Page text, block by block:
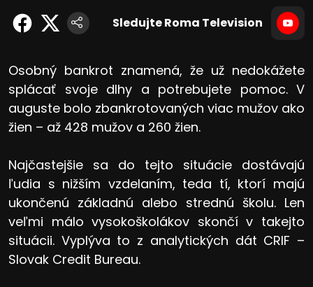
Sledujte Roma Television
Osobný bankrot znamená, že už nedokážete
splácať svoje dlhy a potrebujete pomoc. V
auguste bolo zbankrotovaných viac mužov ako
žien – až 428 mužov a 260 žien.
Najčastejšie sa do tejto situácie dostávajú
ľudia s nižším vzdelaním, teda tí, ktorí majú
ukončenú základnú alebo strednú školu. Len
veľmi málo vysokoškolákov skončí v takejto
situácii. Vyplýva to z analytických dát CRIF –
Slovak Credit Bureau.